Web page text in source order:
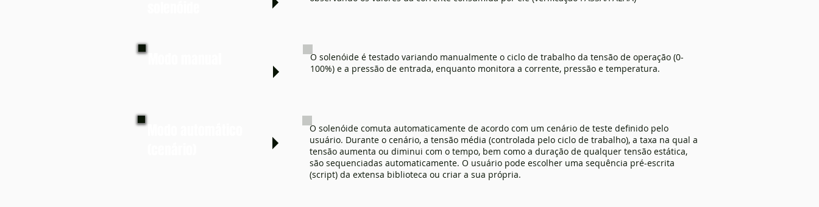
O solenóide é testado variando manualmente o ciclo de trabalho da tensão de operação (0-
100%) e a pressão de entrada, enquanto monitora a corrente, pressão e temperatura.
O solenóide comuta automaticamente de acordo com um cenário de teste definido pelo
usuário. Durante o cenário, a tensão média (controlada pelo ciclo de trabalho), a taxa na qual a
tensão aumenta ou diminui com o tempo, bem como a duração de qualquer tensão estática,
são sequenciadas automaticamente. O usuário pode escolher uma sequência pré-escrita
(script) da extensa biblioteca ou criar a sua própria.